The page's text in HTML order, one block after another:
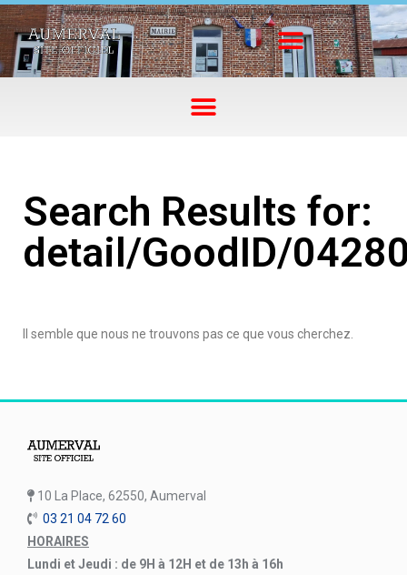
Search Results for:
detail/GoodID/
Il semble que nous ne trouvons pas ce que vous cherchez.
10 La Place, 62550, Aumerval
03 21 04 72 60
HORAIRES
Lundi et Jeudi : de 9H à 12H et de 13h à 16h